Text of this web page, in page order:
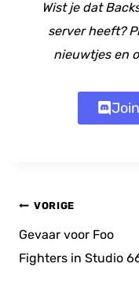
Wist je dat
server heeft?
nieuwtjes en
Bericht
navigatie
VORIGE
Gevaar voor Foo
Fighters in Studio